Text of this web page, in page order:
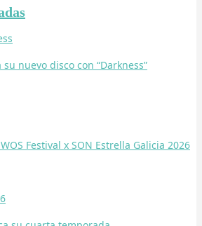
nuevo disco con “Darkness”
Festival x SON Estrella Galicia 2026